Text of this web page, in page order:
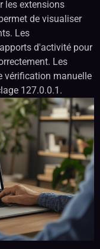
les extensions
de visualiser
Les
d'activité pour
Les
vérification manuelle
127.0.0.1.